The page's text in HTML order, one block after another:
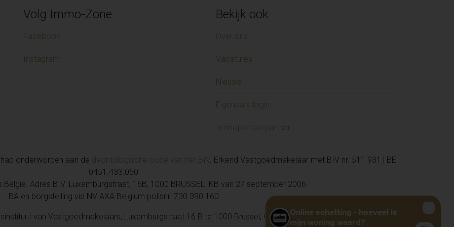
Appartement te huur in SINT-LIEVENS-HOUTEM (1)
Appartement te huur in Sint-Niklaas (1)
Garage/parking te huur in AALST (1)
Appartement te huur in DENDERHOUTEM (1)
Handelspand te huur in MECHELEN (1)
Handelspand te huur in HEUSDEN (1)
Volg Immo-Zone
Facebook
Instagram
Bekijk ook
Over ons
Vacatures
Nieuws
Eigenaars login
Immoportaal partner
onderworpen aan de deontologische code van het BIV. Erkend Vastgoedmakelaar met BIV nr. 511 931 | BE
0451.433.050
België. Adres BIV: Luxemburgstraat, 16B, 1000 BRUSSEL. KB van 27 september 2006
BA en borgstelling via NV AXA Belgium polisnr. 730.390.160
van Vastgoedmakelaars, Luxemburgstraat 16 B te 1000 Brussel, 02 505 38 50, info@biv.be